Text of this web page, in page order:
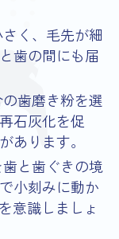
く、毛先が細
歯の間にも届
歯磨き粉を選
石灰化を促
あります。
と歯ぐきの境
小刻みに動か
意識しましょ